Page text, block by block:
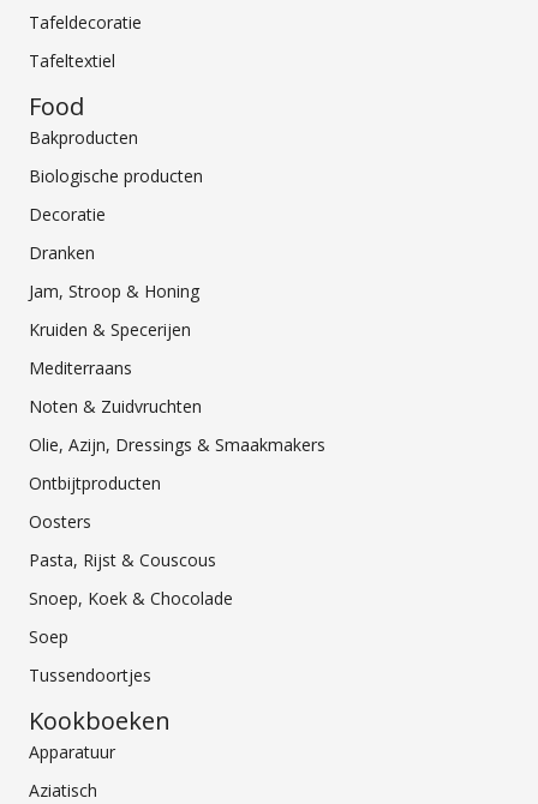
Tafeldecoratie
Tafeltextiel
Food
Bakproducten
Biologische producten
Decoratie
Dranken
Jam, Stroop & Honing
Kruiden & Specerijen
Mediterraans
Noten & Zuidvruchten
Olie, Azijn, Dressings & Smaakmakers
Ontbijtproducten
Oosters
Pasta, Rijst & Couscous
Snoep, Koek & Chocolade
Soep
Tussendoortjes
Kookboeken
Apparatuur
Aziatisch